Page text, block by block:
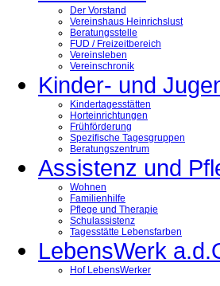
Der Vorstand
Vereinshaus Heinrichslust
Beratungsstelle
FUD / Freizeitbereich
Vereinsleben
Vereinschronik
Kinder- und
Kindertagesstätten
Horteinrichtungen
Frühförderung
Spezifische Tagesgruppen
Beratungszentrum
Assistenz und
Wohnen
Familienhilfe
Pflege und Therapie
Schulassistenz
Tagesstätte Lebensfarben
LebensWerk
Hof LebensWerker